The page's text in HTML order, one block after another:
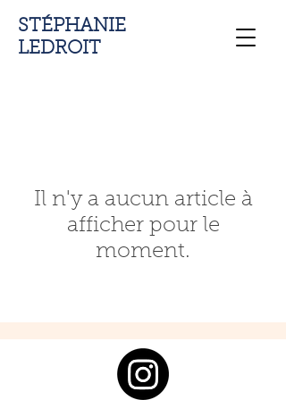
STÉPHANIE
LEDROIT
Il n'y a aucun article à
afficher pour le
moment.